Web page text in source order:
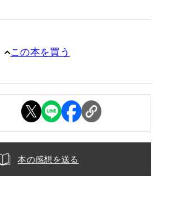
この本を買う
本の感想を送る